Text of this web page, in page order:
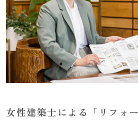
女性建築士による「リフォ